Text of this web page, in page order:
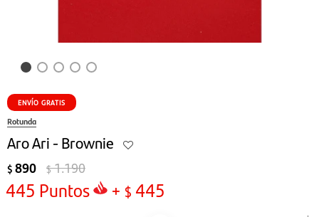
ENVÍO GRATIS
Rotunda
Aro Ari - Brownie
$ 890 $1.190
445 Puntos + $ 445